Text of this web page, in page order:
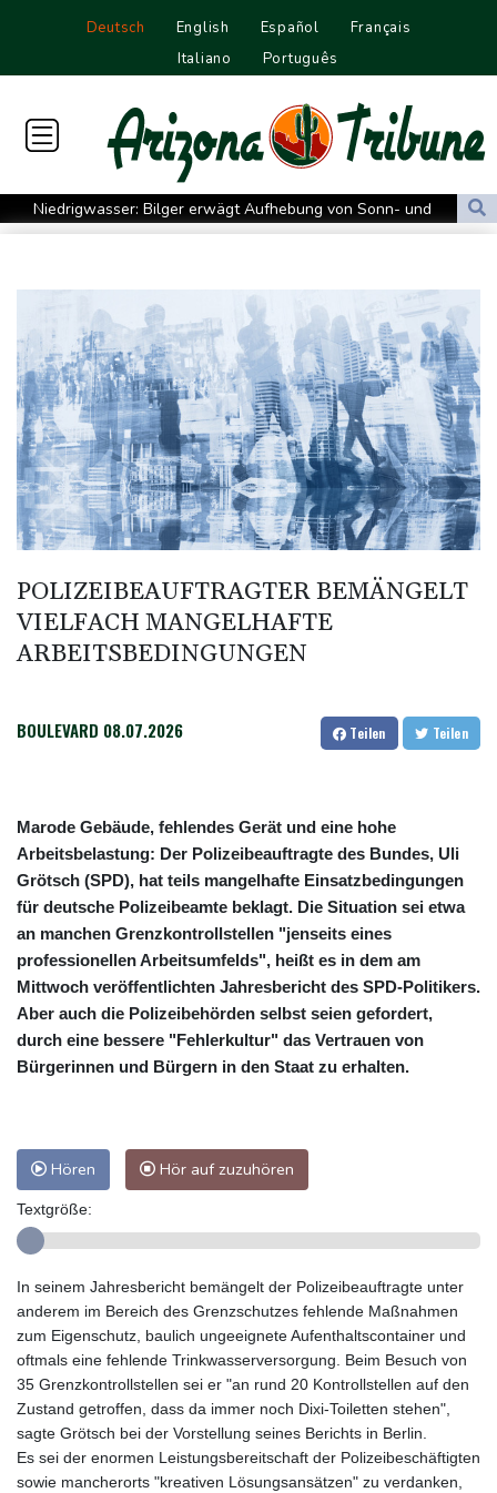
Deutsch English Español
Français
Italiano
Português
Niedrigwasser: Bilger erwägt Aufhebung von Sonn- und
Feiertagsfahrverbot für Lkw
Knöchelbruch: Lamparter muss nach Sturz operiert werden
Medien: Ukrainisches Flugzeug in Leipzig neben Drohne war mit
Munition beladen
Schauspielerin Iris Berben bekommt Deutschen Kulturpolitikpreis
Passagierverkehr an deutschen Flughäfen im ersten Halbjahr
gesunken
Papst Leo bei Besuch in Assisi von tausenden jungen Menschen
begeistert empfangen
Hausärzte kritisieren Untätigkeit der Regierung in Hitzekrise
Übernahmekampf: Commerzbank geht mit Rekordergebnis in
Gespräche mit der Unicredit
POLIZEIBEAUFTRAGTER BEMÄNGELT
VIELFACH MANGELHAFTE
ARBEITSBEDINGUNGEN
BOULEVARD 08.07.2026 Teilen Teilen
Marode Gebäude, fehlendes Gerät und eine hohe
Arbeitsbelastung: Der Polizeibeauftragte des Bundes, Uli
Grötsch (SPD), hat teils mangelhafte Einsatzbedingungen
für deutsche Polizeibeamte beklagt. Die Situation sei etwa
an manchen Grenzkontrollstellen "jenseits eines
professionellen Arbeitsumfelds", heißt es in dem am
Mittwoch veröffentlichten Jahresbericht des SPD-Politikers.
Aber auch die Polizeibehörden selbst seien gefordert,
durch eine bessere "Fehlerkultur" das Vertrauen von
Bürgerinnen und Bürgern in den Staat zu erhalten.
Hören Hör auf zuzuhören
Textgröße:
In seinem Jahresbericht bemängelt der Polizeibeauftragte unter
anderem im Bereich des Grenzschutzes fehlende Maßnahmen
zum Eigenschutz, baulich ungeeignete Aufenthaltscontainer und
oftmals eine fehlende Trinkwasserversorgung. Beim Besuch von
35 Grenzkontrollstellen sei er "an rund 20 Kontrollstellen auf den
Zustand getroffen, dass da immer noch Dixi-Toiletten stehen",
sagte Grötsch bei der Vorstellung seines Berichts in Berlin.
Es sei der enormen Leistungsbereitschaft der Polizeibeschäftigten
sowie mancherorts "kreativen Lösungsansätzen" zu verdanken,